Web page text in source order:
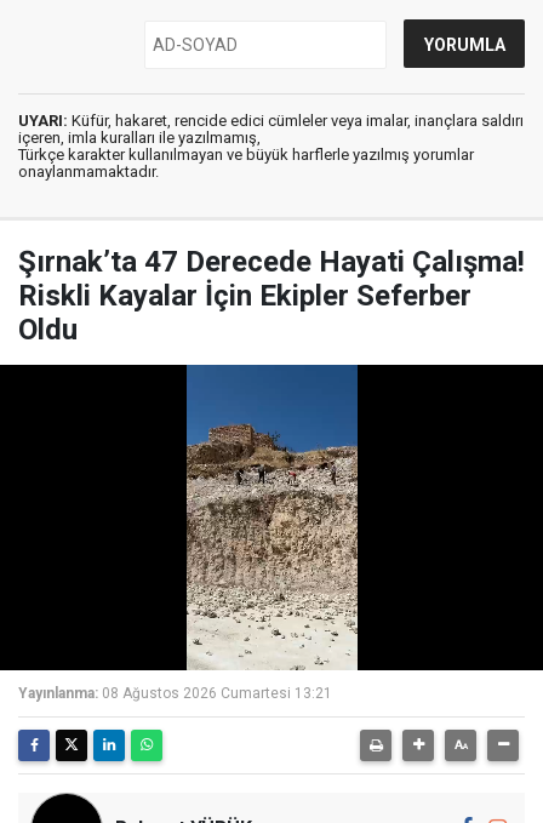
UYARI: Küfür, hakaret, rencide edici cümleler veya imalar, inançlara saldırı
içeren, imla kuralları ile yazılmamış,
Türkçe karakter kullanılmayan ve büyük harflerle yazılmış yorumlar
onaylanmamaktadır.
Şırnak’ta 47 Derecede Hayati Çalışma!
Riskli Kayalar İçin Ekipler Seferber
Oldu
Yayınlanma: 08 Ağustos 2026 Cumartesi 13:21